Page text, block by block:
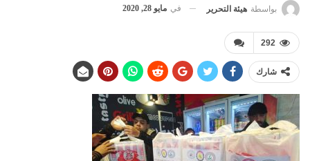
بواسطة هيئة التحرير في مايو 28, 2020
292
شارك